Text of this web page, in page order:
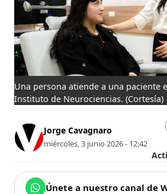
Una persona atiende a una paciente
Instituto de Neurociencias. (Cortesía)
Jorge Cavagnaro
miércoles, 3 junio 2026 - 12:42
Únete a nuestro canal de